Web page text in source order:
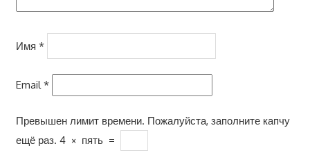
Имя *
Email*
Превышен лимит времени. Пожалуйста, заполните капчу
ещё раз. 4 × пять =